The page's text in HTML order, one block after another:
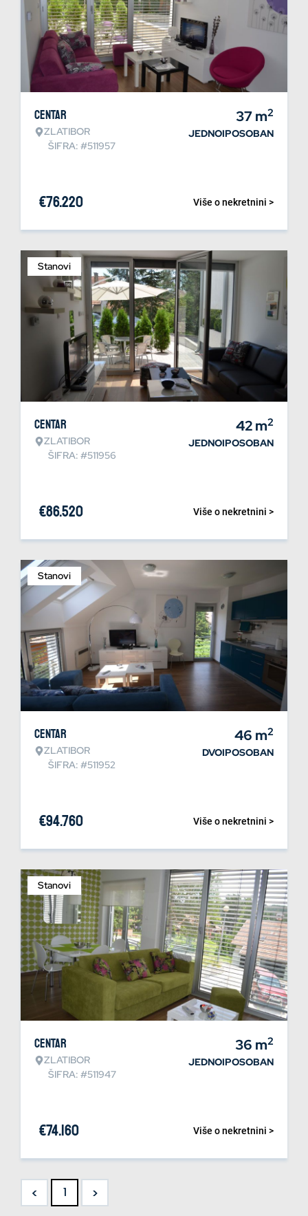
Centar
ZLATIBOR
ŠIFRA: #511957
37m2
JEDNOIPOSOBAN
Više o nekretnini >
€76.220
Stanovi
Centar
ZLATIBOR
ŠIFRA: #511956
42m2
JEDNOIPOSOBAN
Više o nekretnini >
€86.520
Stanovi
Centar
ZLATIBOR
ŠIFRA: #511952
46 m2
DVOIPOSOBAN
Više o nekretnini >
€94.760
Stanovi
Centar
ZLATIBOR
ŠIFRA: #511947
36 m2
JEDNOIPOSOBAN
Više o nekretnini >
€74.160
< 1 >